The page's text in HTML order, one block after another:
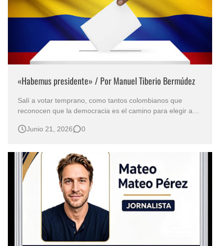
«Habemus presidente» / Por Manuel Tiberio Bermúdez
Salí a votar temprano, como tantos colombianos que
reconocen que la democracia es el camino para elegir a
justa y digna. El ambiente ha estado marcado por la
propuestas opuestas: de un lado,…
Junio 21, 2026 0